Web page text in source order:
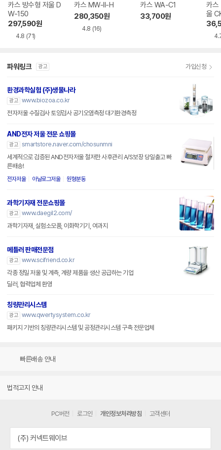
카스 방수형 저울 D
W-150
297,590원
4.8 (71)
카스 MW-II-H
280,350원
4.8 (16)
카스 WA-C1
33,700원
카스
울
파워링크 광고 가입신청
환경과학실험 (주)생물나라
광고 www.biozoa.co.kr
전자저울 수질검사 토양검사 공기오염측정 대기환경측정
AND전자 저울 전문 쇼핑몰
광고 smartstore.naver.com/chosunmni
세계적으로 검증된 AND전자저울 철저한 사후관리 A/S보장 당일출고 빠
른배송!
전자저울 아날로그저울 원형분동
과학기자재 전문쇼핑몰
광고 www.daegil2.com/
과학기자재, 실험소모품, 이화학기기, 여과지
메틀러 판매전문점
광고 www.scifriend.co.kr
각종 정밀 저울 및 계측, 계량 제품을 생산 공급하는 기업
딜러, 협력업체 환영
칭량관리시스템
광고 www.qwertysystem.co.kr
패키지 기반의 칭량관리시스템 및 공정관리시스템 구축 전문업체
빠른배송 안내
법적고지 안내
PC버전 로그인 개인정보처리방침 고객센터
(주) 커넥트웨이브